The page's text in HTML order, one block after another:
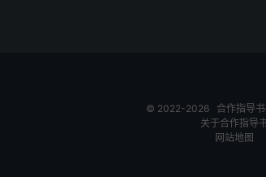
© 2022-2026 合作指导书
关于合作指导
网站地图